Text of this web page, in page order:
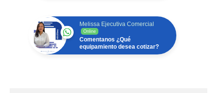
Melissa Ejecutiva Comercial
Online
Comentanos ¿Qué
equipamiento desea cotizar?